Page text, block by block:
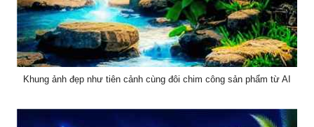
Khung ảnh đẹp như tiên cảnh cùng đôi chim công sản phẩm từ AI